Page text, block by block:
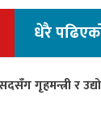
धेरै
गृहमन्त्री र